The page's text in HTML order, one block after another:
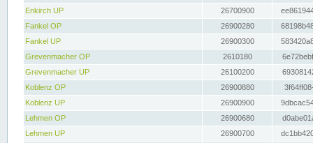
Enkirch UP
26700900
Fankel OP
26900280
Fankel UP
26900300
Grevenmacher OP
2610180
Grevenmacher UP
26100200
Koblenz OP
26900880
Koblenz UP
26900900
Lehmen OP
26900680
Lehmen UP
26900700